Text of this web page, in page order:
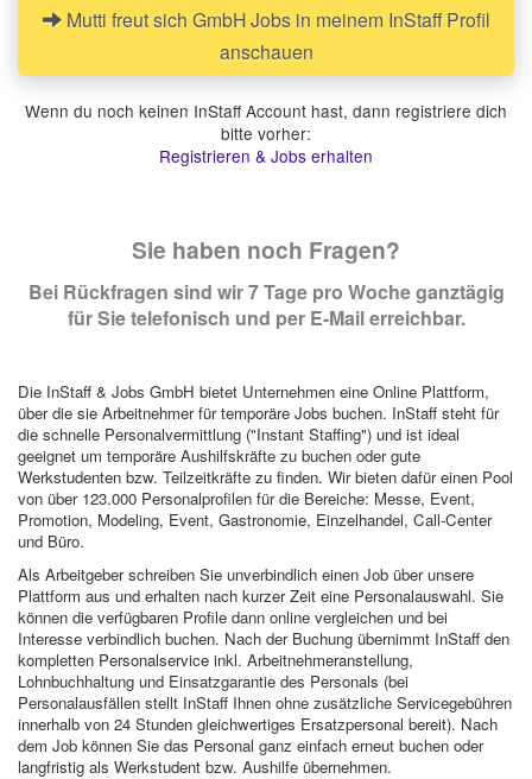
Mutti freut sich GmbH Jobs in meinem InStaff Profil
anschauen
Wenn du noch keinen InStaff Account hast, dann registriere dich
bitte vorher:
Registrieren & Jobs erhalten
Sie haben noch Fragen?
Bei Rückfragen sind wir 7 Tage pro Woche ganztägig
für Sie telefonisch und per E-Mail erreichbar.
Die InStaff & Jobs GmbH bietet Unternehmen eine Online Plattform,
über die sie Arbeitnehmer für temporäre Jobs buchen. InStaff steht für
die schnelle Personalvermittlung ("Instant Staffing") und ist ideal
geeignet um temporäre Aushilfskräfte zu buchen oder gute
Werkstudenten bzw. Teilzeitkräfte zu finden. Wir bieten dafür einen Pool
von über 123.000 Personalprofilen für die Bereiche: Messe, Event,
Promotion, Modeling, Event, Gastronomie, Einzelhandel, Call-Center
und Büro.
Als Arbeitgeber schreiben Sie unverbindlich einen Job über unsere
Plattform aus und erhalten nach kurzer Zeit eine Personalauswahl. Sie
können die verfügbaren Profile dann online vergleichen und bei
Interesse verbindlich buchen. Nach der Buchung übernimmt InStaff den
kompletten Personalservice inkl. Arbeitnehmeranstellung,
Lohnbuchhaltung und Einsatzgarantie des Personals (bei
Personalausfällen stellt InStaff Ihnen ohne zusätzliche Servicegebühren
innerhalb von 24 Stunden gleichwertiges Ersatzpersonal bereit). Nach
dem Job können Sie das Personal ganz einfach erneut buchen oder
langfristig als Werkstudent bzw. Aushilfe übernehmen.